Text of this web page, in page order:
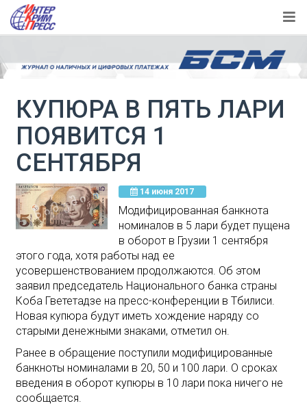
КУПЮРА В ПЯТЬ ЛАРИ
ПОЯВИТСЯ 1
СЕНТЯБРЯ
14 июня 2017
Модифицированная банкнота
номиналов в 5 лари будет пущена
в оборот в Грузии 1 сентября
этого года, хотя работы над ее
усовершенствованием продолжаются. Об этом
заявил председатель Национального банка страны
Коба Гвететадзе на пресс-конференции в Тбилиси.
Новая купюра будут иметь хождение наряду со
старыми денежными знаками, отметил он.
Ранее в обращение поступили модифицированные
банкноты номиналами в 20, 50 и 100 лари. О сроках
введения в оборот купюры в 10 лари пока ничего не
сообщается.